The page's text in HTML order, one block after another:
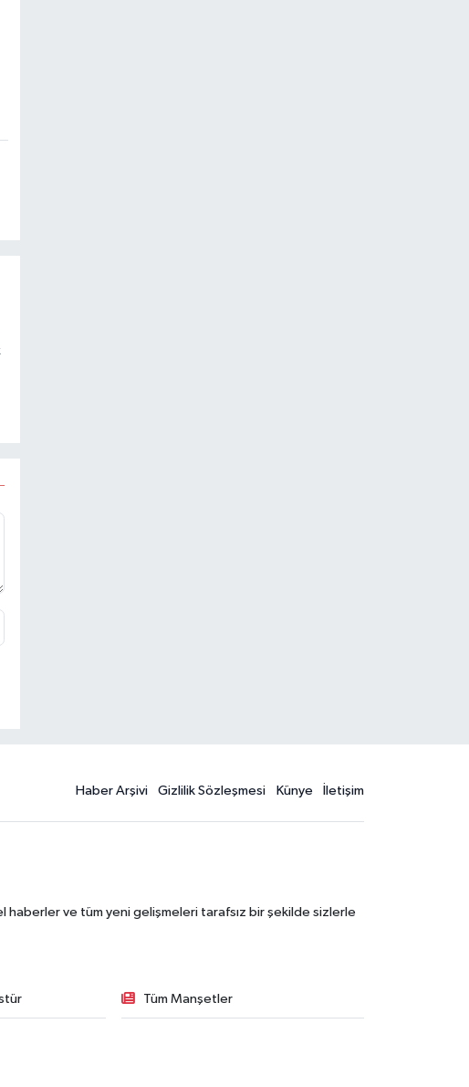
Haber Arşivi Gizlilik Sözleşmesi Künye İletişim
haberler ve tüm yeni gelişmeleri tarafsız bir şekilde sizlerle
Tüm Manşetler